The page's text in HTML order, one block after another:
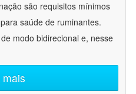
são requisitos mínimos
saúde de ruminantes.
modo bidirecional e, nesse
mais